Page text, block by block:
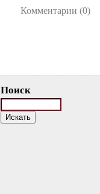
Комментарии (0)
Поиск